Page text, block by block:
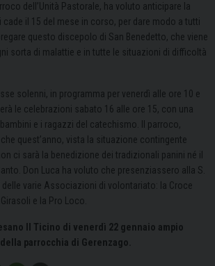
dell’Unità Pastorale, ha voluto anticipare la
il 15 del mese in corso, per dare modo a tutti
questo discepolo di San Benedetto, che viene
sorta di malattie e in tutte le situazioni di difficoltà
solenni, in programma per venerdì alle ore 10 e
le celebrazioni sabato 16 alle ore 15, con una
e i ragazzi del catechismo. Il parroco,
quest’anno, vista la situazione contingente
ci sarà la benedizione dei tradizionali panini né il
Don Luca ha voluto che presenziassero alla S.
delle varie Associazioni di volontariato: la Croce
e la Pro Loco.
Il Ticino di venerdì 22 gennaio ampio
parrocchia di Gerenzago.